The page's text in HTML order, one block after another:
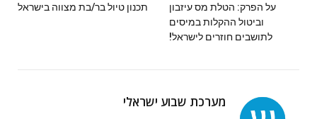
על הפרק: הטלת מס עיזבון
וביטול ההקלות במיסים
לתושבים חוזרים לישראל!
תכנון טיול בר/בת מצווה בישראל
מערכת שבוע ישראלי